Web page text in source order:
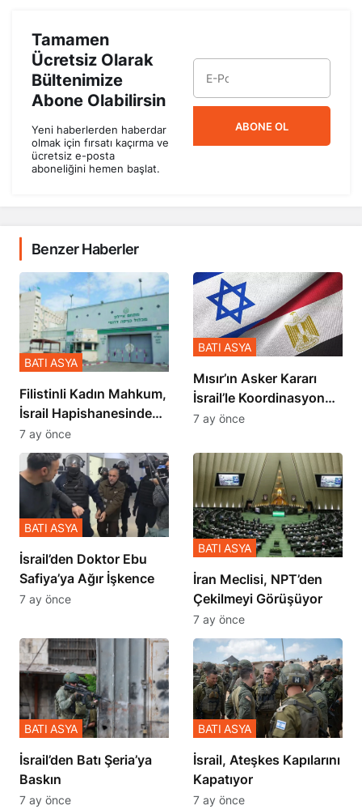
Tamamen
Ücretsiz Olarak
Bültenimize
Abone Olabilirsin
Yeni haberlerden haberdar
olmak için fırsatı kaçırma ve
ücretsiz e-posta
aboneliğini hemen başlat.
ABONE OL
Benzer Haberler
Filistinli Kadın Mahkum,
İsrail Hapishanesindeki
Zulmü Anlattı
BATI ASYA
7 ay önce
Mısır’ın Asker Kararı
İsrail’le Koordinasyon
İçinde Gerçekleşmiş
BATI ASYA
7 ay önce
İsrail’den Doktor Ebu
Safiya’ya Ağır İşkence
BATI ASYA
7 ay önce
İran Meclisi, NPT’den
Çekilmeyi Görüşüyor
BATI ASYA
7 ay önce
​​​​​​​İsrail’den Batı Şeria’ya
Baskın
BATI ASYA
7 ay önce
İsrail, Ateşkes Kapılarını
Kapatıyor
BATI ASYA
7 ay önce